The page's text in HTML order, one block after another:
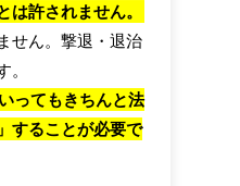
は許されません。
せん。撃退・退治
。
ってもきちんと法
することが必要で